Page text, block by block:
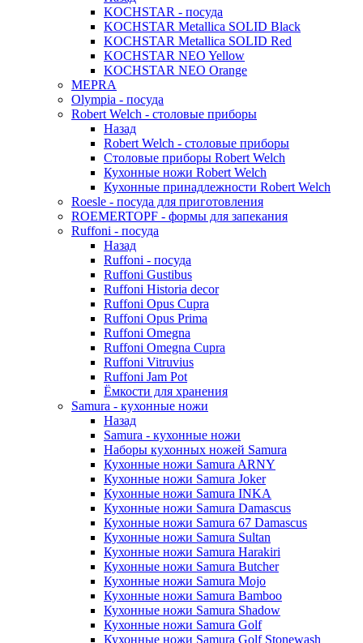
KOCHSTAR - посуда
KOCHSTAR Metallica SOLID Black
KOCHSTAR Metallica SOLID Red
KOCHSTAR NEO Yellow
KOCHSTAR NEO Orange
MEPRA
Olympia - посуда
Robert Welch - столовые приборы
Назад
Robert Welch - столовые приборы
Столовые приборы Robert Welch
Кухонные ножи Robert Welch
Кухонные принадлежности Robert Welch
Roesle - посуда для приготовления
ROEMERTOPF - формы для запекания
Ruffoni - посуда
Назад
Ruffoni - посуда
Ruffoni Gustibus
Ruffoni Historia decor
Ruffoni Opus Cupra
Ruffoni Opus Prima
Ruffoni Omegna
Ruffoni Omegna Cupra
Ruffoni Vitruvius
Ruffoni Jam Pot
Ёмкости для хранения
Samura - кухонные ножи
Назад
Samura - кухонные ножи
Наборы кухонных ножей Samura
Кухонные ножи Samura ARNY
Кухонные ножи Samura Joker
Кухонные ножи Samura INKA
Кухонные ножи Samura Damascus
Кухонные ножи Samura 67 Damascus
Кухонные ножи Samura Sultan
Кухонные ножи Samura Harakiri
Кухонные ножи Samura Butcher
Кухонные ножи Samura Mojo
Кухонные ножи Samura Bamboo
Кухонные ножи Samura Shadow
Кухонные ножи Samura Golf
Кухонные ножи Samura Golf Stonewash